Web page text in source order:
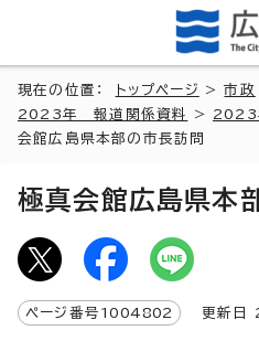
現在の位置： トップページ >市政
2023年 報道関係資料
> 2023
会館広島県本部の市長訪問
極真会館広島県本
ページ番号 1004802 更新日